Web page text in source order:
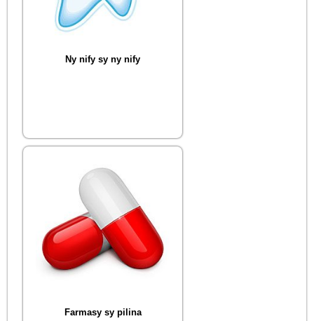
Ny nify sy ny nify
Farmasy sy pilina